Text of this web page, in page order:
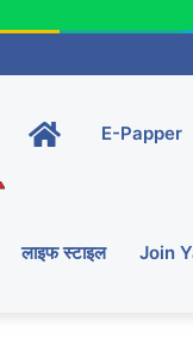
Home-
main
E-Papper
लाइफ स्टाइल Join